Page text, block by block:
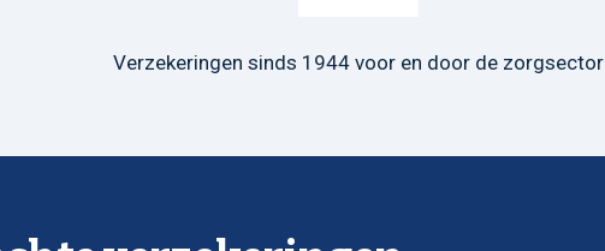
Verzekeringen sinds 1944 voor en door de zorgsector